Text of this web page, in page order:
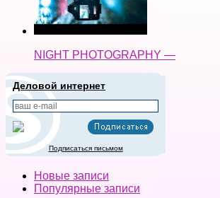
NIGHT PHOTOGRAPHY —
Деловой интернет
Подписаться письмом
Новые записи
Популярные записи